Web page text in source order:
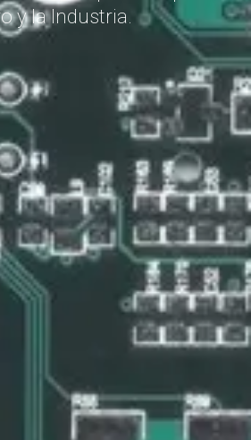
y la Industria.